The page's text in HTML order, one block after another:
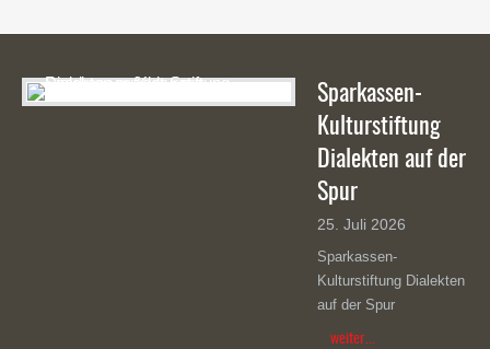
Sparkassen-
Kulturstiftung
Dialekten auf der
Spur
25. Juli 2026
Sparkassen-
Kulturstiftung Dialekten
auf der Spur
weiter...